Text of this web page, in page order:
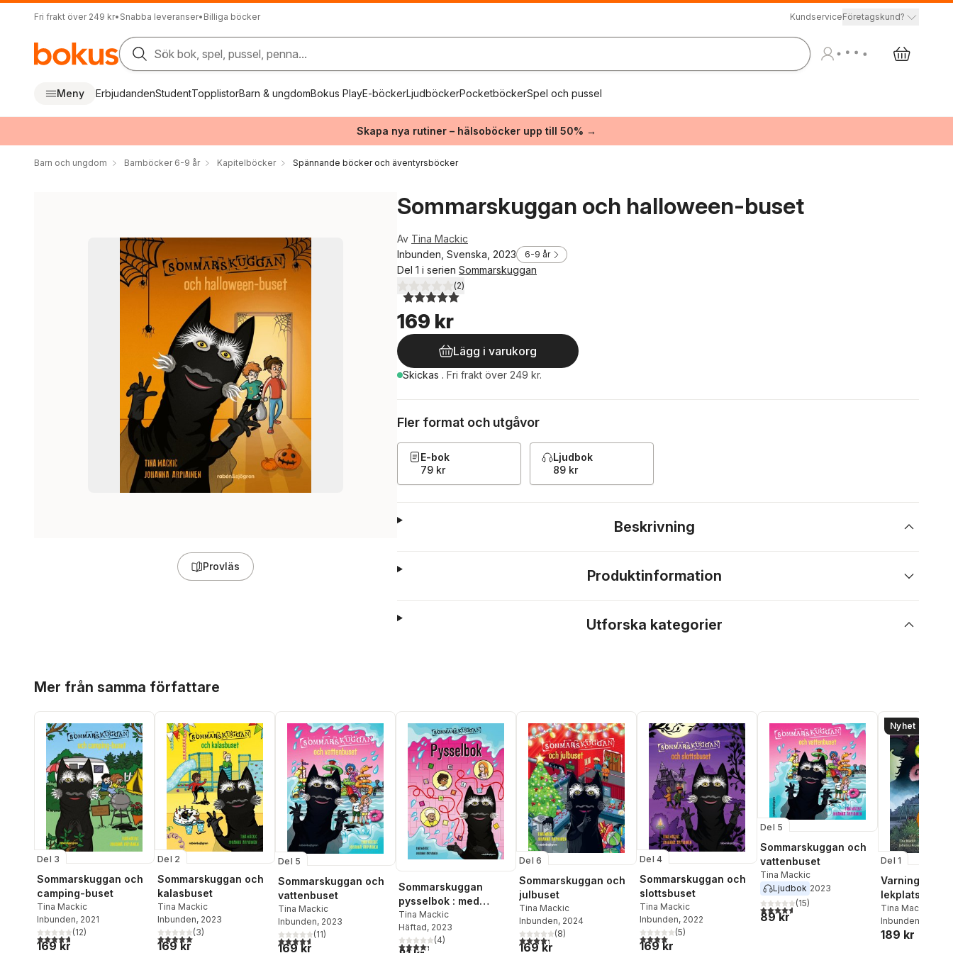
Fri frakt över 249 kr• Snabba leveranser• Billiga böcker KundserviceFöretagskund?
Sök bok, spel, pussel, penna...
Meny ErbjudandenStudentTopplistorBarn & ungdomBokus PlayE-böckerLjudböckerPocketböckerSpel och pussel
Skapa nya rutiner – hälsoböcker upp till 50% →
Barn och ungdom Barnböcker 6-9 år Kapitelböcker Spännande böcker och äventyrsböcker
Provläs
Sommarskuggan och halloween-buset
Av Tina Mackic
Inbunden, Svenska, 2023
6-9 år
Del 1 i serien Sommarskuggan
5,0utav 5 stjärnor. Totalt antal röster:
(2)
169 kr
Lägg i varukorg
Skickas . Fri frakt över 249 kr.
Fler format och utgåvor
E-bok
79 kr
Ljudbok
89 kr
Beskrivning
Produktinformation
Utforska kategorier
Mer från samma författare
Del 3
Sommarskuggan och
camping-buset
Tina Mackic
Inbunden, 2021
4,7utav 5 stjärnor. Totalt antal röster:
(12)
169 kr
Del 2
Sommarskuggan och
kalasbuset
Tina Mackic
Inbunden, 2023
5,0utav 5 stjärnor. Totalt antal röster:
(3)
169 kr
Del 5
Sommarskuggan och
vattenbuset
Tina Mackic
Inbunden, 2023
4,6utav 5 stjärnor. Totalt antal röster:
(11)
169 kr
Sommarskuggan
pysselbok : med
klistermärken
Tina Mackic
Häftad, 2023
4,3utav 5 stjärnor. Totalt antal röster:
(4)
Del 6
Sommarskuggan och
julbuset
Tina Mackic
Inbunden, 2024
4,3utav 5 stjärnor. Totalt antal röster:
(8)
169 kr
Del 4
Sommarskuggan och
slottsbuset
Tina Mackic
Inbunden, 2022
4,0utav 5 stjärnor. Totalt antal röster:
(5)
169 kr
Del 5
Sommarskuggan och
vattenbuset
Tina Mackic
Ljudbok 2023
4,6utav 5 stjärnor. Totalt antal röster:
(15)
89 kr
Nyhet
Del 1
Varning för
lekplatsen
Tina Mackic
Inbunden
189 kr